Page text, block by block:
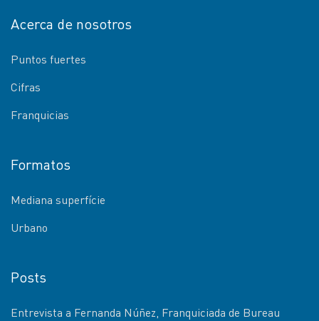
Acerca de nosotros
Puntos fuertes
Cifras
Franquicias
Formatos
Mediana superfície
Urbano
Posts
Entrevista a Fernanda Núñez, Franquiciada de Bureau